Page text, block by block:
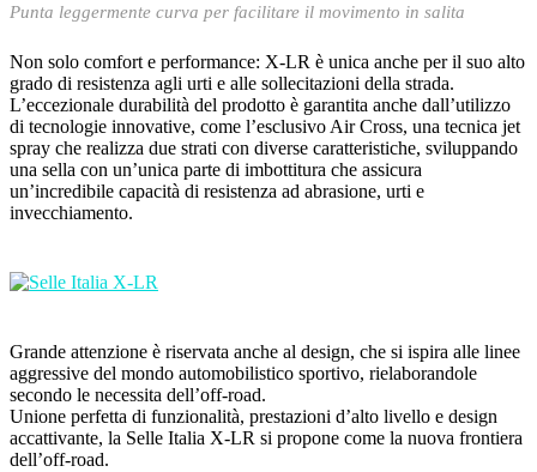
Punta leggermente curva per facilitare il movimento in salita
Non solo comfort e performance: X-LR è unica anche per il suo alto
grado di resistenza agli urti e alle sollecitazioni della strada.
L’eccezionale durabilità del prodotto è garantita anche dall’utilizzo
di tecnologie innovative, come l’esclusivo Air Cross, una tecnica jet
spray che realizza due strati con diverse caratteristiche, sviluppando
una sella con un’unica parte di imbottitura che assicura
un’incredibile capacità di resistenza ad abrasione, urti e
invecchiamento.
Grande attenzione è riservata anche al design, che si ispira alle linee
aggressive del mondo automobilistico sportivo, rielaborandole
secondo le necessita dell’off-road.
Unione perfetta di funzionalità, prestazioni d’alto livello e design
accattivante, la Selle Italia X-LR si propone come la nuova frontiera
dell’off-road.